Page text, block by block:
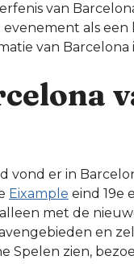
erfenis van
evenement als
van
vond er in
Eixample eind 19e
met de
en
Spelen zien,